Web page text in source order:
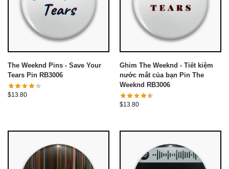
The Weeknd Pins - Save Your
Tears Pin RB3006
$13.80
Ghim The Weeknd - Tiết kiệm
nước mắt của bạn Pin The
Weeknd RB3006
$13.80